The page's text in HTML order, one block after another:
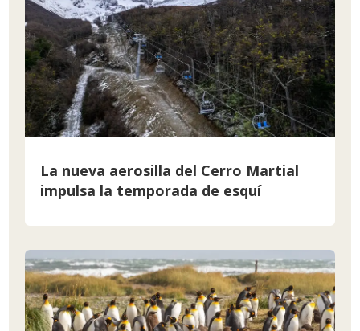
La nueva aerosilla del Cerro Martial
impulsa la temporada de esquí